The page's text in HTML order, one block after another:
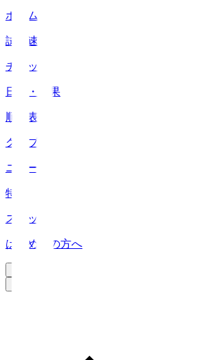
ホーム
試合速報
チケット
日程・結果
順位表
クラブ
ニュース
特集
スタッツ
はじめての方へ